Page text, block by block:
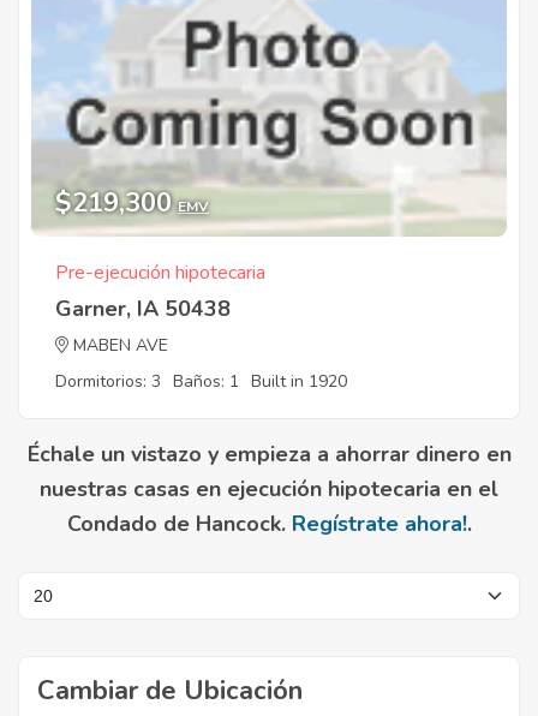
$219,300 EMV
Pre-ejecución hipotecaria
Garner, IA 50438
MABEN AVE
Dormitorios: 3 Baños: 1 Built in 1920
Échale un vistazo y empieza a ahorrar dinero en
nuestras casas en ejecución hipotecaria en el
Condado de Hancock. Regístrate ahora!.
Cambiar de Ubicación